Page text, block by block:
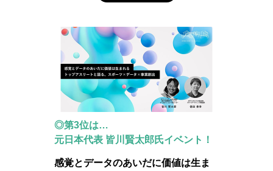
◎第3位は…
元日本代表 皆川賢太郎氏イベント！
感覚とデータのあいだに価値は生ま